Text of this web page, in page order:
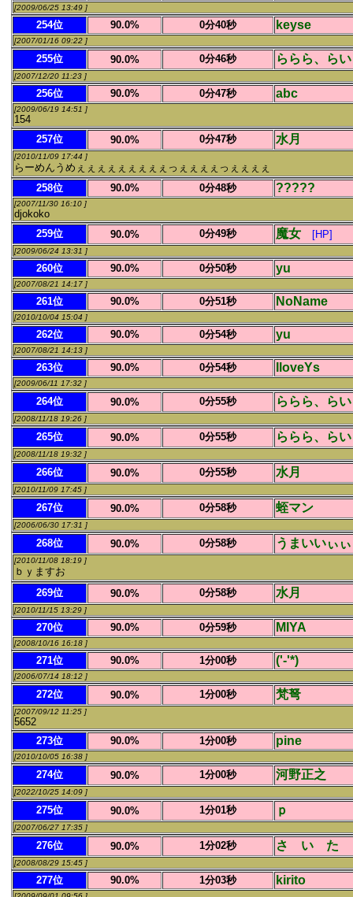
[2009/06/25 13:49 ]
254位 90.0% 0分40秒 keyse
[2007/01/16 09:22 ]
255位 90.0% 0分46秒 ららら、らい
[2007/12/20 11:23 ]
256位 90.0% 0分47秒 abc
[2009/06/19 14:51 ]
154
257位
90.0% 0分47秒 水月
[2010/11/09 17:44 ]
らーめんうめぇぇぇぇぇぇぇぇぇっぇぇぇぇっぇぇぇぇ
258位
90.0% 0分48秒 ?????
[2007/11/30 16:10 ]
djokoko
259位
90.0% 0分49秒 魔女 [HP]
[2009/06/24 13:31 ]
260位 90.0% 0分50秒 yu
[2007/08/21 14:17 ]
261位 90.0% 0分51秒 NoName
[2010/10/04 15:04 ]
262位 90.0% 0分54秒 yu
[2007/08/21 14:13 ]
263位 90.0% 0分54秒 IloveYs
[2009/06/11 17:32 ]
264位 90.0% 0分55秒 ららら、らい
[2008/11/18 19:26 ]
265位 90.0% 0分55秒 ららら、らい
[2008/11/18 19:32 ]
266位 90.0% 0分55秒 水月
[2010/11/09 17:45 ]
267位 90.0% 0分58秒 蛭マン
[2006/06/30 17:31 ]
268位 90.0% 0分58秒 うまいいぃ
[2010/11/08 18:19 ]
ｂｙますお
269位
90.0% 0分58秒 水月
[2010/11/15 13:29 ]
270位 90.0% 0分59秒 MIYA
[2008/10/16 16:18 ]
271位 90.0% 1分00秒 ('-'*)
[2006/07/14 18:12 ]
272位 90.0% 1分00秒 梵弩
[2007/09/12 11:25 ]
5652
273位
90.0% 1分00秒 pine
[2010/10/05 16:38 ]
274位 90.0% 1分00秒 河野正之
[2022/10/25 14:09 ]
275位 90.0% 1分01秒 ｐ
[2007/06/27 17:35 ]
276位 90.0% 1分02秒 さ い た
[2008/08/29 15:45 ]
277位 90.0% 1分03秒 kirito